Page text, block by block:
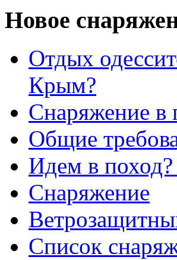
Новое
Отдых
Крым?
Снаряжение в
Общие
Идем в поход?
Снаряжение
Список